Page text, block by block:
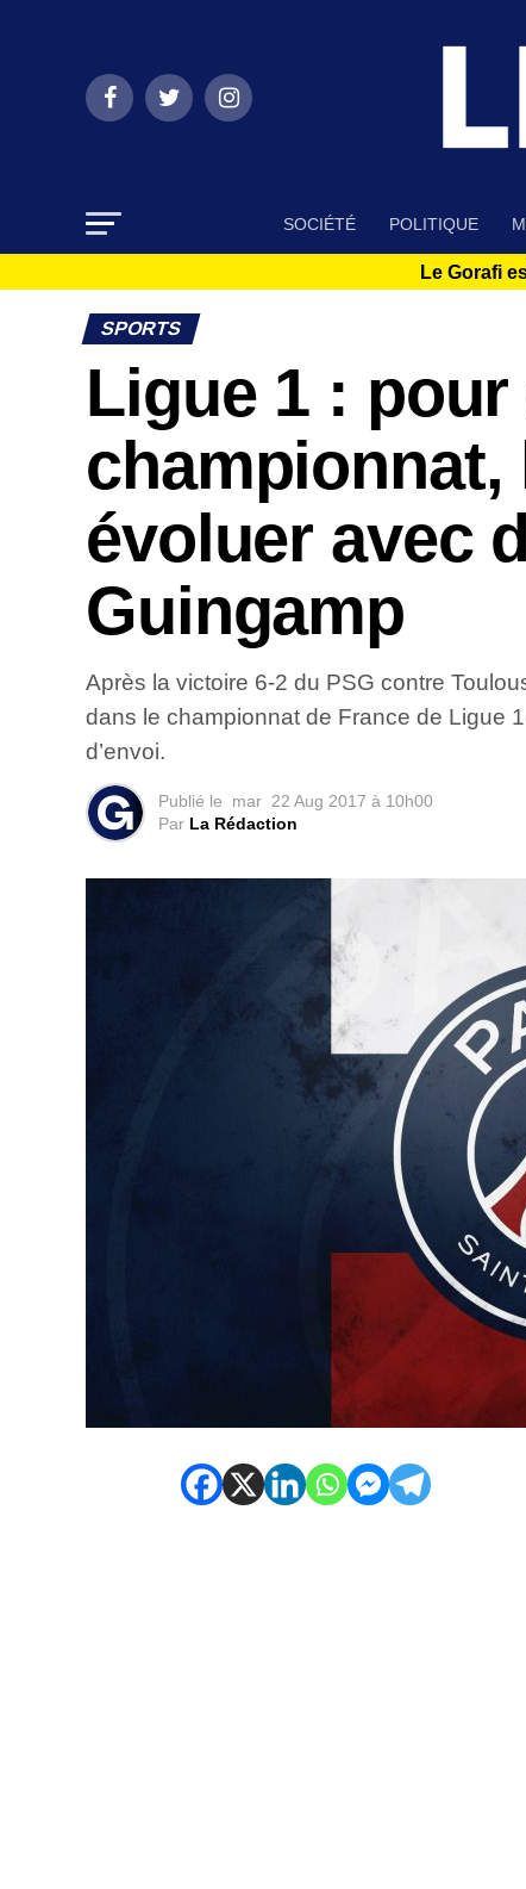
SOCIÉTÉ POLITIQUE
Le Gorafi
SPORTS
Ligue 1 :
championnat,
évoluer avec
Guingamp
Après la victoire 6-2 du PSG contre
dans le championnat de France de Ligue
d’envoi.
Publié le mar 22 Aug 2017 à 10h00
Par La Rédaction